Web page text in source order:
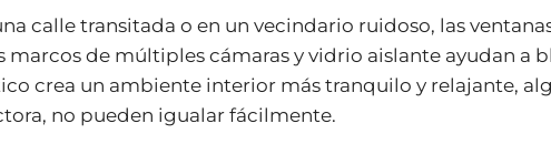
calle transitada o en un vecindario ruidoso, las
marcos de múltiples cámaras y vidrio aislante ayudan a
crea un ambiente interior más tranquilo y relajante,
no pueden igualar fácilmente.